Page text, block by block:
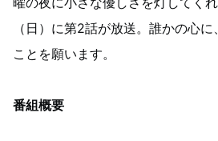
（日）に第2話が放送。誰かの心
ことを願います。
番組概要